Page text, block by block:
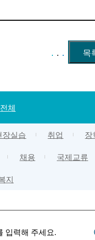
전체
장실습 취업 장
채용 국제교류
지